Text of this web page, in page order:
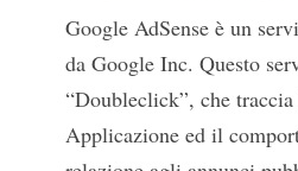
Google AdSense è un
da Google Inc. Questo
“Doubleclick”, che
Applicazione ed il